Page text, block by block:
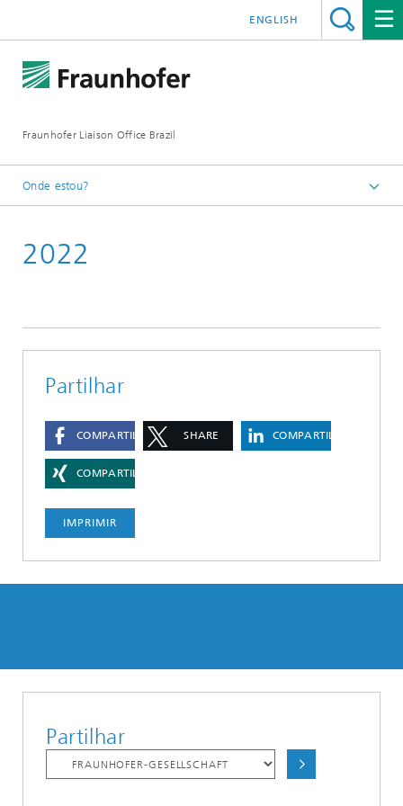
Fraunhofer Liaison Office Brazil
ENGLISH
Onde estou?
Novidades/Eventos
2022
Partilhar
COMPARTILHAR SHARE COMPARTILHAR
COMPARTILHAR
IMPRIMIR
Partilhar